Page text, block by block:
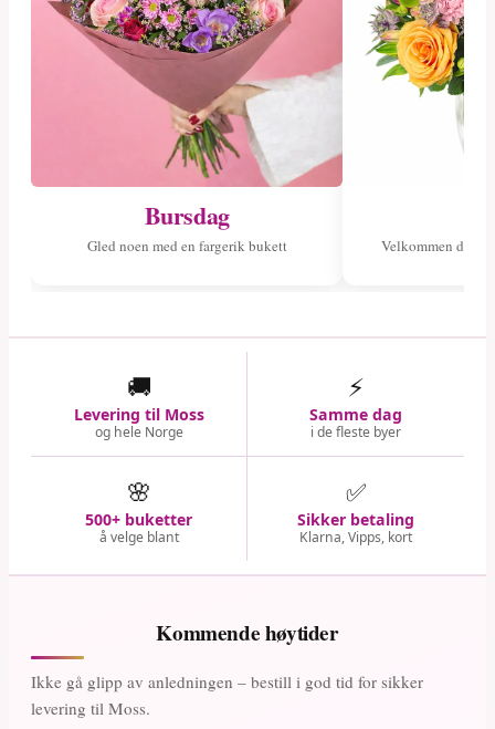
Bursdag
Gled noen med en fargerik bukett Velkommen det
🚚
Levering til Moss
og hele Norge
⚡
Samme dag
i de fleste byer
🌸
500+ buketter
å velge blant
✅
Sikker betaling
Klarna, Vipps, kort
Kommende høytider
Ikke gå glipp av anledningen – bestill i god tid for sikker
levering til Moss.